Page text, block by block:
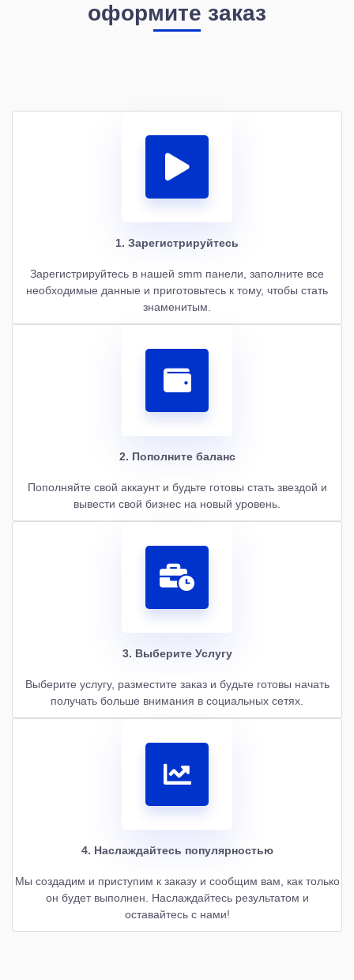
оформите заказ
1. Зарегистрируйтесь
Зарегистрируйтесь в нашей smm панели, заполните все
необходимые данные и приготовьтесь к тому, чтобы стать
знаменитым.
2. Пополните баланс
Пополняйте свой аккаунт и будьте готовы стать звездой и
вывести свой бизнес на новый уровень.
3. Выберите Услугу
Выберите услугу, разместите заказ и будьте готовы начать
получать больше внимания в социальных сетях.
4. Наслаждайтесь популярностью
Мы создадим и приступим к заказу и сообщим вам, как только
он будет выполнен. Наслаждайтесь результатом и
оставайтесь с нами!